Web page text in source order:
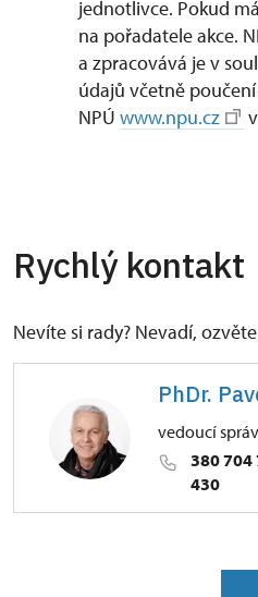
jednotlivce. Pokud
na pořadatele akce.
a zpracovává je v
údajů včetně
NPÚ www.npu.cz
Rychlý kontakt
Nevíte si rady? Nevadí,
PhDr.
vedoucí
380 704
430
Zámek 59/, Český